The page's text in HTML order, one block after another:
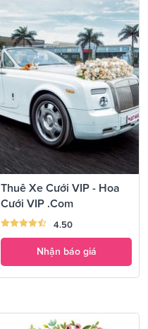
Thuê Xe Cưới VIP - Hoa
Cưới VIP .Com
4.50
Nhận báo giá